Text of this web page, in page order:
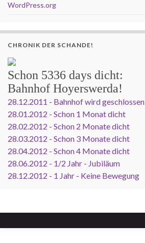
WordPress.org
CHRONIK DER SCHANDE!
Schon 5336 days dicht:
Bahnhof Hoyerswerda!
28.12.2011 - Bahnhof wird geschlossen
28.01.2012 - Schon 1 Monat dicht
28.02.2012 - Schon 2 Monate dicht
28.03.2012 - Schon 3 Monate dicht
28.04.2012 - Schon 4 Monate dicht
28.06.2012 - 1/2 Jahr - Jubiläum
28.12.2012 - 1 Jahr - Keine Bewegung